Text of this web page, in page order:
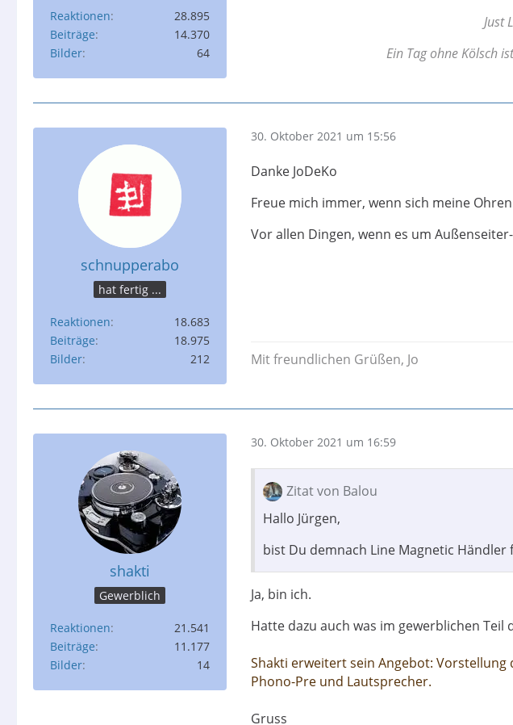
Reaktionen
28.895
Beiträge
14.370
Bilder
64
Just
Ein Tag ohne Kölsch
schnupperabo
hat fertig ...
Reaktionen
18.683
Beiträge
18.975
Bilder
212
30. Oktober 2021 um 15:56
Danke JoDeKo
Freue mich immer, wenn sich meine
Vor allen Dingen, wenn es um
Mit freundlichen Grüßen, Jo
shakti
Gewerblich
Reaktionen
21.541
Beiträge
11.177
Bilder
14
30. Oktober 2021 um 16:59
Zitat von Balou
Hallo Jürgen,
bist Du demnach Line Magnetic Händler
Ja, bin ich.
Hatte dazu auch was im gewerblichen Teil
Shakti erweitert sein Angebot: Vorstellung
Phono-Pre und Lautsprecher.
Gruss